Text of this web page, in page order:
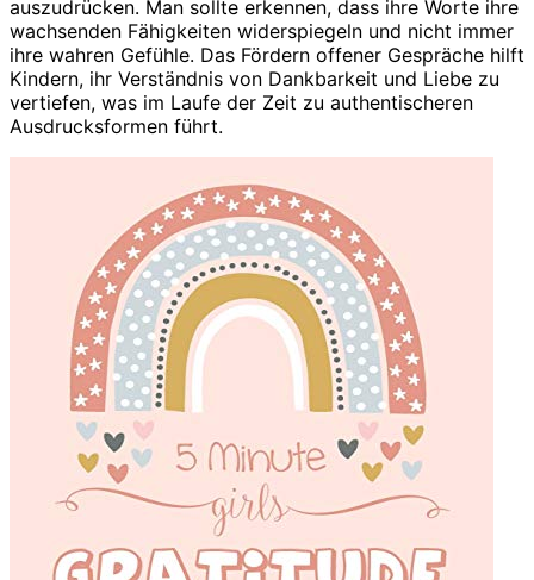
auszudrücken. Man sollte erkennen, dass ihre Worte ihre
wachsenden Fähigkeiten widerspiegeln und nicht immer
ihre wahren Gefühle. Das Fördern offener Gespräche hilft
Kindern, ihr Verständnis von Dankbarkeit und Liebe zu
vertiefen, was im Laufe der Zeit zu authentischeren
Ausdrucksformen führt.